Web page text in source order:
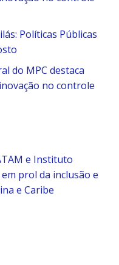
Políticas Públicas
do MPC destaca
no controle
e Instituto
prol da inclusão e
e Caribe